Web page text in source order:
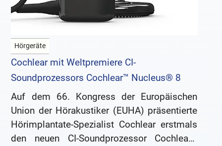
Hörgeräte
Cochlear mit Weltpremiere CI-
Soundprozessors Cochlear™ Nucleus® 8
Auf dem 66. Kongress der Europäischen
Union der Hörakustiker (EUHA) präsentierte
Hörimplantate-Spezialist Cochlear erstmals
den neuen CI-Soundprozessor Cochlear™